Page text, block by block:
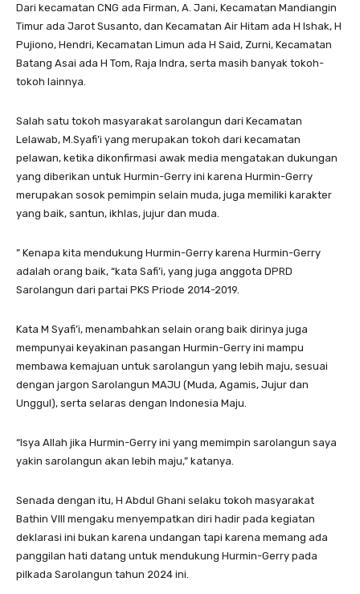
Dari kecamatan CNG ada Firman, A. Jani, Kecamatan Mandiangin
Timur ada Jarot Susanto, dan Kecamatan Air Hitam ada H Ishak, H
Pujiono, Hendri, Kecamatan Limun ada H Said, Zurni, Kecamatan
Batang Asai ada H Tom, Raja Indra, serta masih banyak tokoh-
tokoh lainnya.
Salah satu tokoh masyarakat sarolangun dari Kecamatan
Lelawab, M.Syafi’i yang merupakan tokoh dari kecamatan
pelawan, ketika dikonfirmasi awak media mengatakan dukungan
yang diberikan untuk Hurmin-Gerry ini karena Hurmin-Gerry
merupakan sosok pemimpin selain muda, juga memiliki karakter
yang baik, santun, ikhlas, jujur dan muda.
” Kenapa kita mendukung Hurmin-Gerry karena Hurmin-Gerry
adalah orang baik, “kata Safi’i, yang juga anggota DPRD
Sarolangun dari partai PKS Priode 2014-2019.
Kata M Syafi’i, menambahkan selain orang baik dirinya juga
mempunyai keyakinan pasangan Hurmin-Gerry ini mampu
membawa kemajuan untuk sarolangun yang lebih maju, sesuai
dengan jargon Sarolangun MAJU (Muda, Agamis, Jujur dan
Unggul), serta selaras dengan Indonesia Maju.
“Isya Allah jika Hurmin-Gerry ini yang memimpin sarolangun saya
yakin sarolangun akan lebih maju,” katanya.
Senada dengan itu, H Abdul Ghani selaku tokoh masyarakat
Bathin VIII mengaku menyempatkan diri hadir pada kegiatan
deklarasi ini bukan karena undangan tapi karena memang ada
panggilan hati datang untuk mendukung Hurmin-Gerry pada
pilkada Sarolangun tahun 2024 ini.